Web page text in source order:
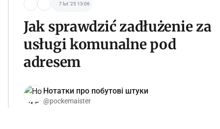
7 lut '25 13:06
Jak sprawdzić zadłużenie za
usługi komunalne pod
adresem
Нотатки про побутові штуки
@pockemaister